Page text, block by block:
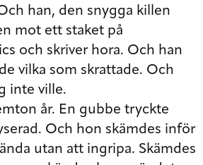
han, den snygga killen
mot ett staket på
och skriver hora. Och han
vilka som skrattade. Och
inte ville.
år. En gubbe tryckte
Och hon skämdes inför
utan att ingripa. Skämdes